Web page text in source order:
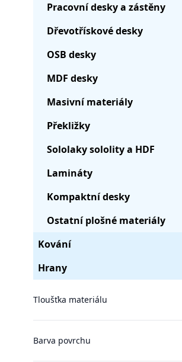
Pracovní desky a zástěny
Dřevotřískové desky
OSB desky
MDF desky
Masivní materiály
Překližky
Sololaky sololity a HDF
Lamináty
Kompaktní desky
Ostatní plošné materiály
Kování
Hrany
Tloušťka materiálu
Barva povrchu